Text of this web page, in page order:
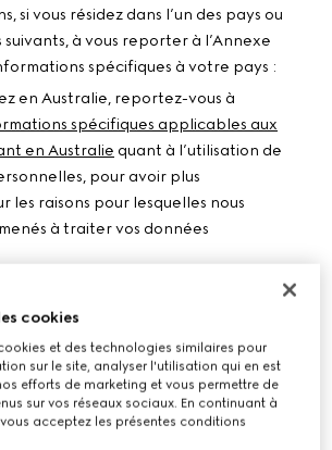
si vous résidez dans l’un des pays ou
suivants, à vous reporter à l’Annexe
spécifiques à votre pays :
en Australie, reportez-vous à
spécifiques applicables aux
en Australie quant à l’utilisation de
pour avoir plus
les raisons pour lesquelles nous
à traiter vos données
au Qatar, au Vietnam, en Chine, au
en Azerbaïdjan, reportez-vous à
spécifiques applicables aux
au Qatar, au Vietnam, en Chine, au
Saoudite, au Mexique, au Chili, en
cookies
et des technologies similaires pour
sur le site, analyser l'utilisation qui en est
efforts de marketing et vous permettre de
sur vos réseaux sociaux. En continuant à
acceptez les présentes conditions